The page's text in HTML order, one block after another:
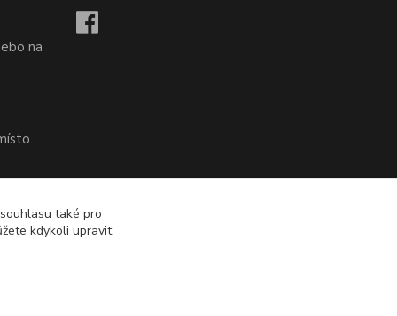
na
na
také pro
kdykoli upravit